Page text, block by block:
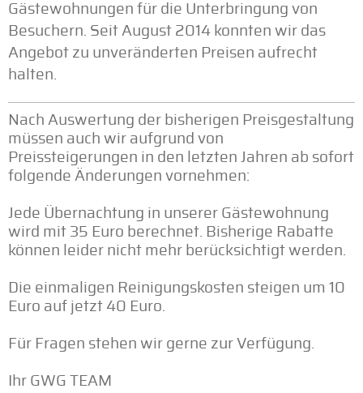
Gästewohnungen für die Unterbringung von
Besuchern. Seit August 2014 konnten wir das
Angebot zu unveränderten Preisen aufrecht
halten.
Nach Auswertung der bisherigen Preisgestaltung
müssen auch wir aufgrund von
Preissteigerungen in den letzten Jahren ab sofort
folgende Änderungen vornehmen:
Jede Übernachtung in unserer Gästewohnung
wird mit 35 Euro berechnet. Bisherige Rabatte
können leider nicht mehr berücksichtigt werden.
Die einmaligen Reinigungskosten steigen um 10
Euro auf jetzt 40 Euro.
Für Fragen stehen wir gerne zur Verfügung.
Ihr GWG TEAM